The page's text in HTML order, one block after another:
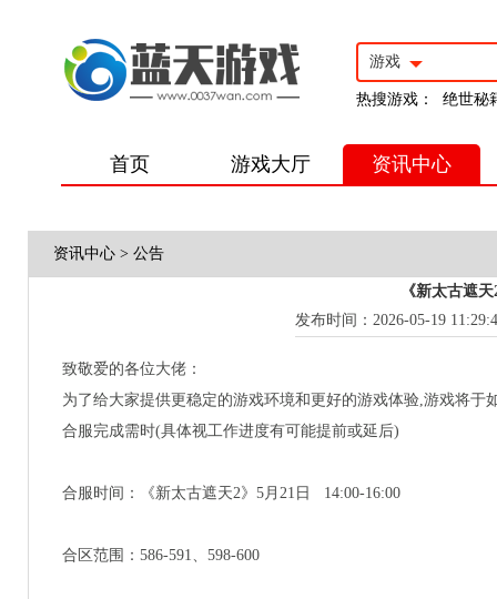
游戏
热搜游戏： 绝世秘
首页 游戏大厅 资讯中心
资讯中心 > 公告
《新太古遮
发布时间：2026-05-19
致敬爱的各位大佬：
为了给大家提供更稳定的游戏环境和更好的游戏体验,游戏将于
合服完成需时(具体视工作进度有可能提前或延后)
合服时间：《新太古遮天2》5月21日 14:00-16:00
合区范围：586-591、598-600